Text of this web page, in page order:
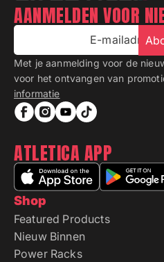
Shop
Featured Products
Nieuw Binnen
Power Racks
AANMELDEN VOOR
E-mailadres
Met je aanmelding voor de
voor het ontvangen van
informatie
ATLETICA APP